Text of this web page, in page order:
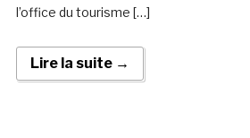
l’office du tourisme […]
Lire la suite →